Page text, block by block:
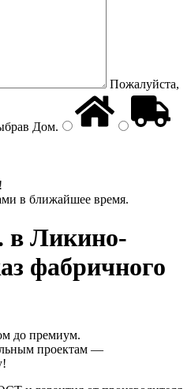
Пожалуйста,
Дом.
в ближайшее время.
в Ликино-
фабричного
до премиум.
проектам —